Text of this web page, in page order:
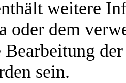
weitere
oder dem
Bearbeitung
sein.